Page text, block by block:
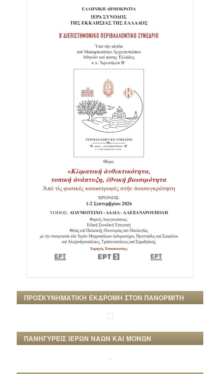
ΠΡΟΣΚΥΝΗΜΑΤΙΚΗ ΕΚΔΡΟΜΗ ΣΤΟΝ ΠΑΝΟΡΜΙΤΗ
ΠΑΝΗΓΥΡΕΙΣ ΙΕΡΩΝ ΝΑΩΝ ΚΑΙ ΜΟΝΩΝ